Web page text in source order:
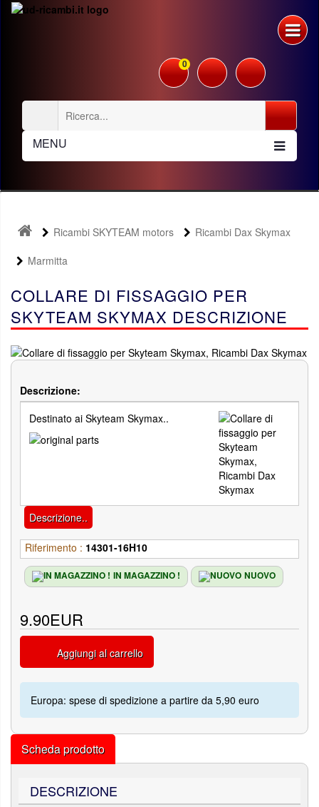
0
MENU
Ricambi SKYTEAM motors
Ricambi Dax Skymax
Marmitta
COLLARE DI FISSAGGIO PER
SKYTEAM SKYMAX DESCRIZIONE
Descrizione:
Destinato ai Skyteam Skymax..
Descrizione..
Riferimento : 14301-16H10
IN MAGAZZINO ! NUOVO
9.90EUR
Aggiungi al carrello
Europa: spese di spedizione a partire da 5,90 euro
Scheda prodotto
DESCRIZIONE